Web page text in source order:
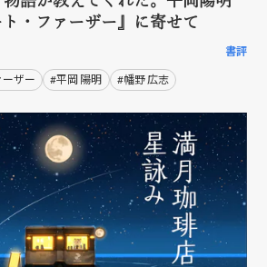
ト・ファーザー』に寄せて
書評
ザー #平岡 陽明 #幡野 広志